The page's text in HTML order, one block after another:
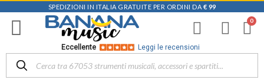
SPEDIZIONI IN ITALIA GRATUITE PER ORDINI DA € 99
Eccellente Leggi le recensioni